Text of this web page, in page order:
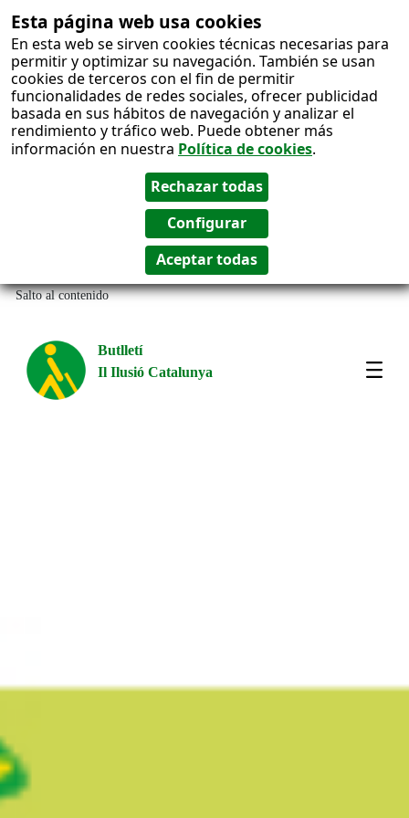
Esta página web usa cookies
En esta web se sirven cookies técnicas necesarias para
permitir y optimizar su navegación. También se usan
cookies de terceros con el fin de permitir
funcionalidades de redes sociales, ofrecer publicidad
basada en sus hábitos de navegación y analizar el
rendimiento y tráfico web. Puede obtener más
información en nuestra Política de cookies.
Salto al contenido
Butlletí
Il Ilusió Catalunya